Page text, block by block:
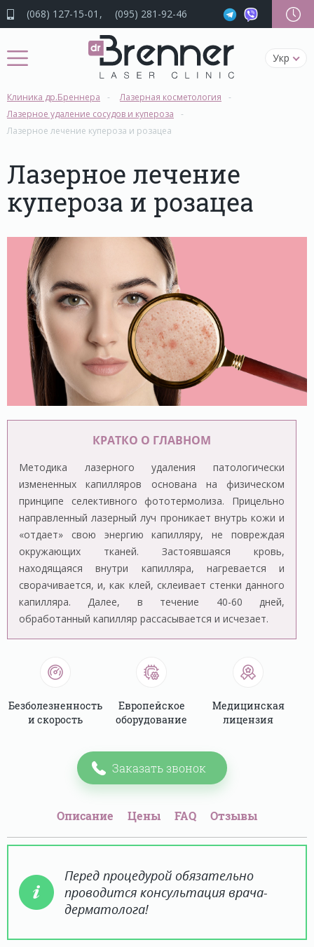
(068) 127-15-01 (095) 281-92-46
Укр
Клиника др.Бреннера
Лазерная косметология
Лазерное удаление сосудов и купероза
Лазерное лечение купероза и розацеа
Лазерное лечение
купероза и розацеа
КРАТКО О ГЛАВНОМ
Методика лазерного удаления патологически
измененных капилляров основана на физическом
принципе селективного фототермолиза. Прицельно
направленный лазерный луч проникает внутрь кожи и
«отдает» свою энергию капилляру, не повреждая
окружающих тканей. Застоявшаяся кровь,
находящаяся внутри капилляра, нагревается и
сворачивается, и, как клей, склеивает стенки данного
капилляра. Далее, в течение 40-60 дней,
обработанный капилляр рассасывается и исчезает.
Безболезненность
и скорость
Европейское
оборудование
Медицинская
лицензия
Заказать звонок
Описание Цены FAQ Отзывы
Перед процедурой обязательно
проводится консультация врача-
дерматолога!